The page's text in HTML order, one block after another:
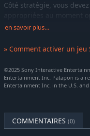
Côté stratégie, vous
des classes (fonctions)
Un jeu varié et riche en
Vous pouvez aussi les
des matériaux dans les
Personnalisez votre
en savoir plus…
» Comment activer un jeu
©2025 Sony Interactive
Entertainment Inc. Patapon is a
Entertainment Inc. in the U.S.
COMMENTAIRES (0)